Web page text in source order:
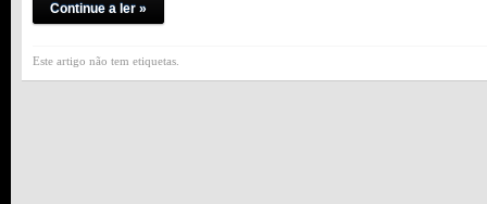
Continue a ler »
Este artigo não tem etiquetas.